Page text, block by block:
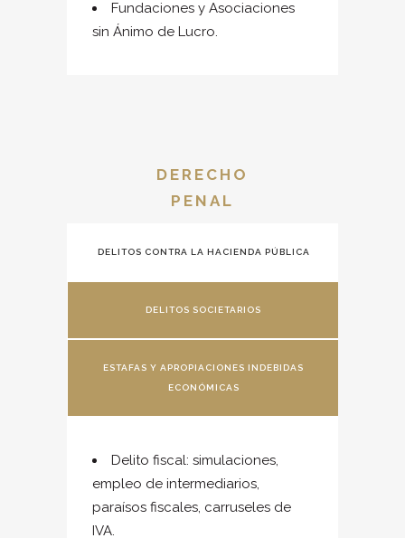
Fundaciones y Asociaciones
sin Ánimo de Lucro.
DERECHO
PENAL
DELITOS CONTRA LA HACIENDA PÚBLICA
DELITOS SOCIETARIOS
ESTAFAS Y APROPIACIONES INDEBIDAS
ECONÓMICAS
Delito fiscal: simulaciones,
empleo de intermediarios,
paraísos fiscales, carruseles de
IVA.